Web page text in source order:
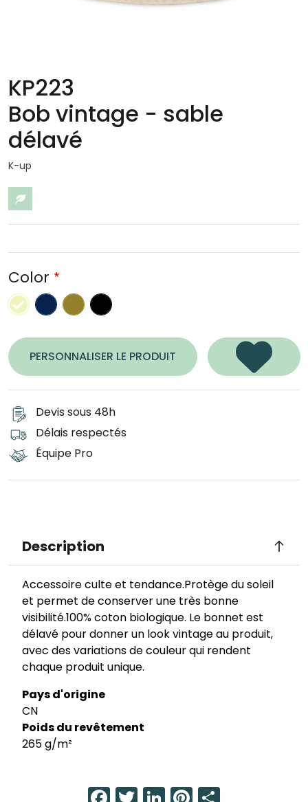
KP223
Bob vintage - sable
délavé
K-up
Eco-responsable
Color
sable délavé
Blue marine
kaki délavé
Black
PERSONNALISER LE PRODUIT
Devis sous 48h
Délais respectés
Équipe Pro
Description
Accessoire culte et tendance.Protège du soleil
et permet de conserver une très bonne
visibilité.100% coton biologique. Le bonnet est
délavé pour donner un look vintage au produit,
avec des variations de couleur qui rendent
chaque produit unique.
Pays d'origine
CN
Poids du revêtement
265 g/m²